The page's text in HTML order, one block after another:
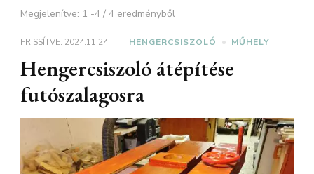
Megjelenítve: 1 -4 / 4 eredményből
FRISSÍTVE: 2024.11.24. HENGERCSISZOLÓ MŰHELY
Hengercsiszoló átépítése
futószalagosra